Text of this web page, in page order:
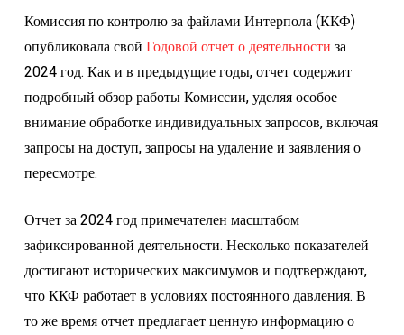
Комиссия по контролю за файлами Интерпола (ККФ)
опубликовала свой Годовой отчет о деятельности за
2024 год. Как и в предыдущие годы, отчет содержит
подробный обзор работы Комиссии, уделяя особое
внимание обработке индивидуальных запросов, включая
запросы на доступ, запросы на удаление и заявления о
пересмотре.
Отчет за 2024 год примечателен масштабом
зафиксированной деятельности. Несколько показателей
достигают исторических максимумов и подтверждают,
что ККФ работает в условиях постоянного давления. В
то же время отчет предлагает ценную информацию о